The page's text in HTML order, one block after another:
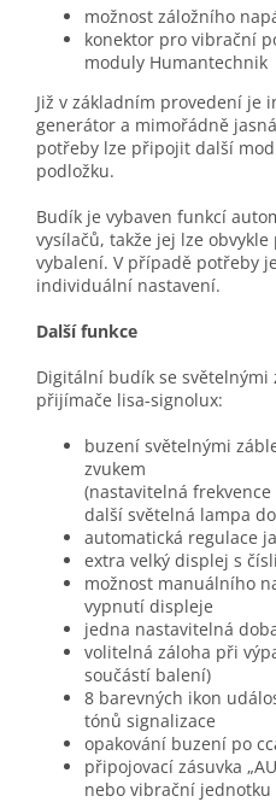
možnost záložního
konektor pro vibrační
moduly Humantechnik
Již v základním provedení je
generátor a mimořádně
potřeby lze připojit další
podložku.
Budík je vybaven funkcí
vysílačů, takže jej lze
vybalení. V případě potřeby
individuální nastavení.
Další funkce
Digitální budík se
přijímače lisa-signolux:
buzení světelnými
zvukem
(nastavitelná
další světelná lampa
automatická regulace
extra velký displej s
možnost manuálního
vypnutí displeje
jedna nastavitelná
volitelná záloha při
součástí balení)
8 barevných ikon
tónů signalizace
opakování buzení po
připojovací zásuvka
nebo vibrační jednotku